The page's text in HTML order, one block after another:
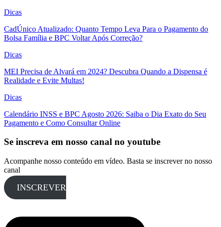
Dicas
CadÚnico Atualizado: Quanto Tempo Leva Para o Pagamento do
Bolsa Família e BPC Voltar Após Correção?
Dicas
MEI Precisa de Alvará em 2024? Descubra Quando a Dispensa é
Realidade e Evite Multas!
Dicas
Calendário INSS e BPC Agosto 2026: Saiba o Dia Exato do Seu
Pagamento e Como Consultar Online
Se inscreva em nosso canal no youtube
Acompanhe nosso conteúdo em vídeo. Basta se inscrever no nosso
canal
INSCREVER